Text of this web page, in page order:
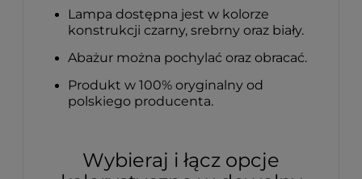
Lampa dostępna jest w kolorze
konstrukcji czarny, srebrny oraz biały.
Abażur można pochylać oraz obracać.
Produkt w 100% oryginalny od
polskiego producenta.
Wybieraj i łącz opcje